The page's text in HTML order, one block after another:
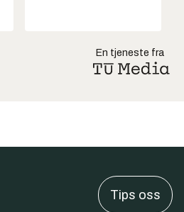
En tjeneste fra
Tips oss